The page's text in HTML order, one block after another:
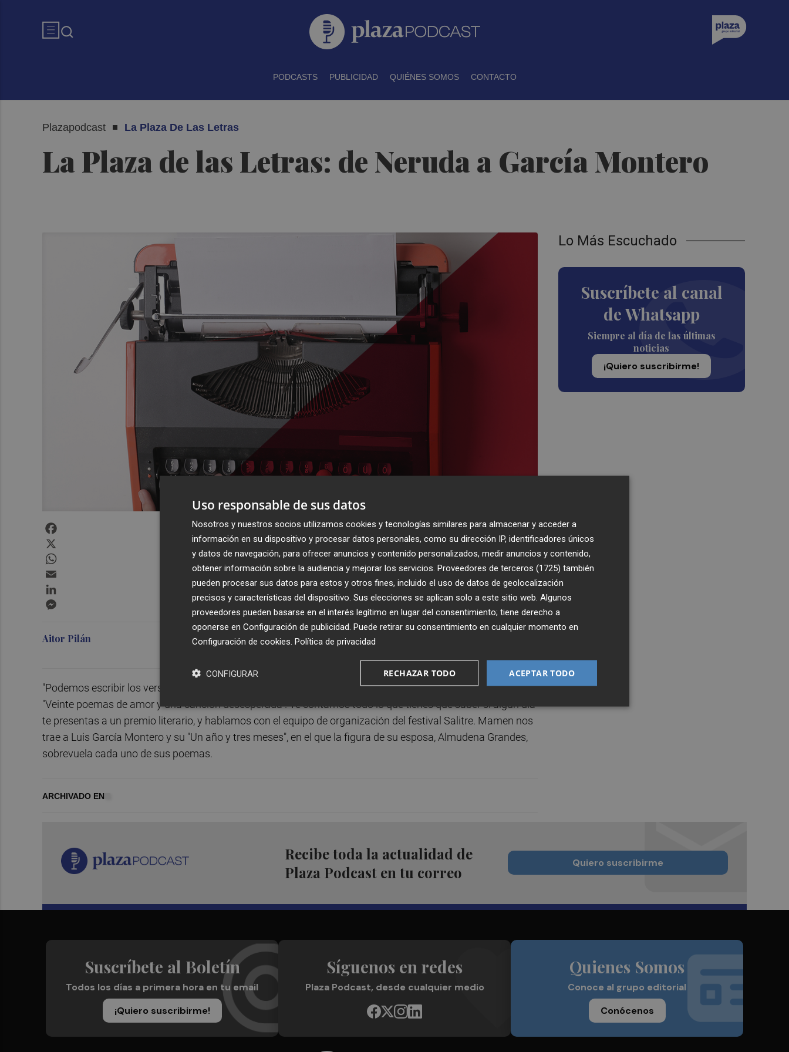
PODCASTS PUBLICIDAD QUIÉNES SOMOS CONTACTO
Plazapodcast La Plaza De Las Letras
La Plaza de las Letras: de Neruda a García Montero
Lo Más Escuchado
Suscríbete al canal
de Whatsapp
Siempre al día de las últimas
noticias
¡Quiero suscribirme!
Aitor Pilán
"Podemos escribir los versos más bellos esta noche", porque en este capítulo nos acompaña Neruda y sus
"Veinte poemas de amor y una canción desesperada". Te contamos todo lo que tienes que saber si algún día
te presentas a un premio literario, y hablamos con el equipo de organización del festival Salitre. Mamen nos
trae a Luis García Montero y su "Un año y tres meses", en el que la figura de su esposa, Almudena Grandes,
sobrevuela cada uno de sus poemas.
ARCHIVADO EN
Recibe toda la actualidad de
Plaza Podcast en tu correo
Quiero suscribirme
Suscríbete al Boletín
Todos los días a primera hora en tu email
¡Quiero suscribirme!
Síguenos en redes
Plaza Podcast, desde cualquier medio
Quienes Somos
Conoce al grupo editorial
Conócenos
Uso responsable de sus datos
Nosotros y nuestros socios utilizamos cookies y tecnologías similares para almacenar y acceder a
información en su dispositivo y procesar datos personales, como su dirección IP, identificadores únicos
y datos de navegación, para ofrecer anuncios y contenido personalizados, medir anuncios y contenido,
obtener información sobre la audiencia y mejorar los servicios. Proveedores de terceros (1725) también
pueden procesar sus datos para estos y otros fines, incluido el uso de datos de geolocalización
precisos y características del dispositivo. Sus elecciones se aplican solo a este sitio web. Algunos
proveedores pueden basarse en el interés legítimo en lugar del consentimiento; tiene derecho a
oponerse en Configuración de publicidad . Puede retirar su consentimiento en cualquier momento en
Configuración de cookies Política de privacidad
ACEPTAR TODO
RECHAZAR TODO
CONFIGURAR